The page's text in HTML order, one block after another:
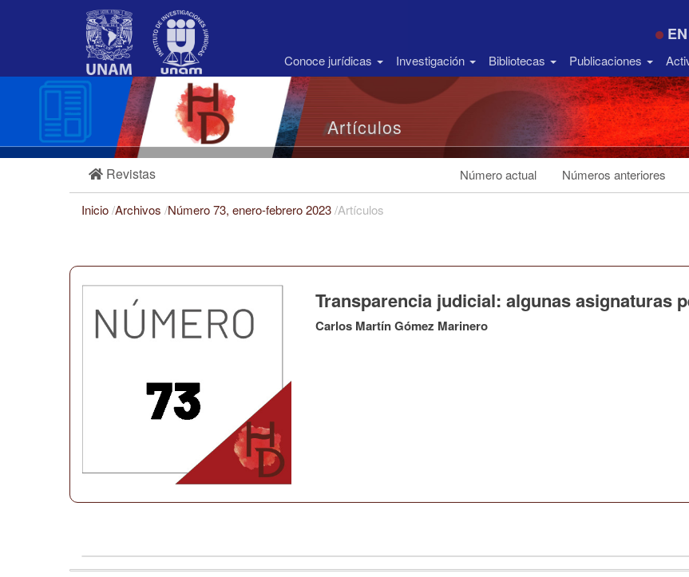
Barra
Conoce jurídicas Investigación Bibliotecas Publicaciones
Artículos
Revistas Número actual Números anteriores
Inicio/Archivos /Número 73, enero-febrero 2023/Artículos
Transparencia judicial: algunas asignaturas
Carlos Martín Gómez Marinero